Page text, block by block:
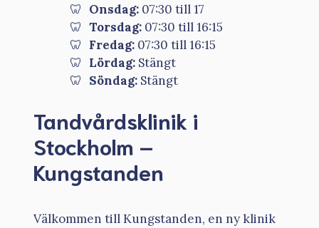
Onsdag: 07:30 till 17
Torsdag: 07:30 till 16:15
Fredag: 07:30 till 16:15
Lördag: Stängt
Söndag: Stängt
Tandvårdsklinik i
Stockholm –
Kungstanden
Välkommen till Kungstanden, en ny klinik